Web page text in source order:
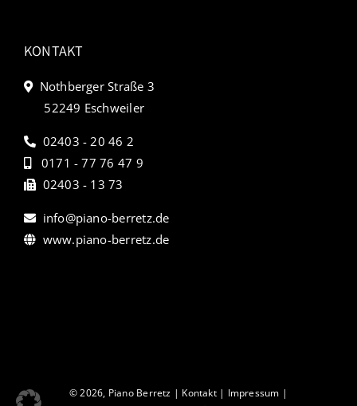
KONTAKT
Nothberger Straße 3
52249 Eschweiler
02403 - 20 46 2
0171 - 77 76 47 9
02403 - 13 73
info@piano-berretz.de
www.piano-berretz.de
© 2026, Piano Berretz | Kontakt| Impressum |